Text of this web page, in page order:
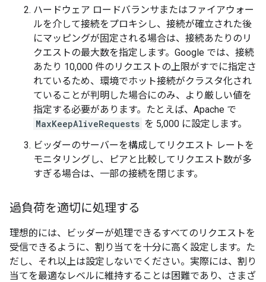
ハードウェア ロードバランサまたはファイアウォー
ルを介して接続をプロキシし、接続が確立された後
にマッピングが固定される場合は、接続あたりのリ
クエストの最大数を指定します。Google では、接続
あたり 10,000 件のリクエストの上限がすでに指定さ
れているため、環境でホット接続がクラスタ化され
ていることが判明した場合にのみ、より厳しい値を
指定する必要があります。たとえば、Apache で
MaxKeepAliveRequests を 5,000 に設定します。
ビッダーのサーバーを構成してリクエスト レートを
モニタリングし、ピアと比較してリクエスト数が多
すぎる場合は、一部の接続を閉じます。
過負荷を適切に処理する
理想的には、ビッダーが処理できるすべてのリクエストを
受信できるように、割り当てを十分に高く設定します。た
だし、それ以上は設定しないでください。実際には、割り
当てを最適なレベルに維持することは困難であり、さまざ